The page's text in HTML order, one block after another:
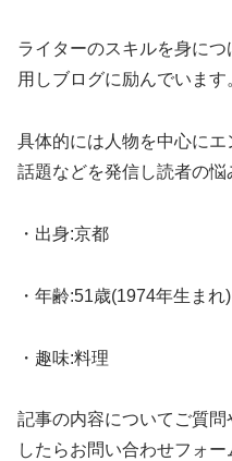
ライターのスキルを身に
用しブログに励んでいます
具体的には人物を中心に
話題などを発信し読者の悩
・出身:京都
・年齢:51歳(1974年生まれ)
・趣味:料理
記事の内容についてご質
したらお問い合わせフォー